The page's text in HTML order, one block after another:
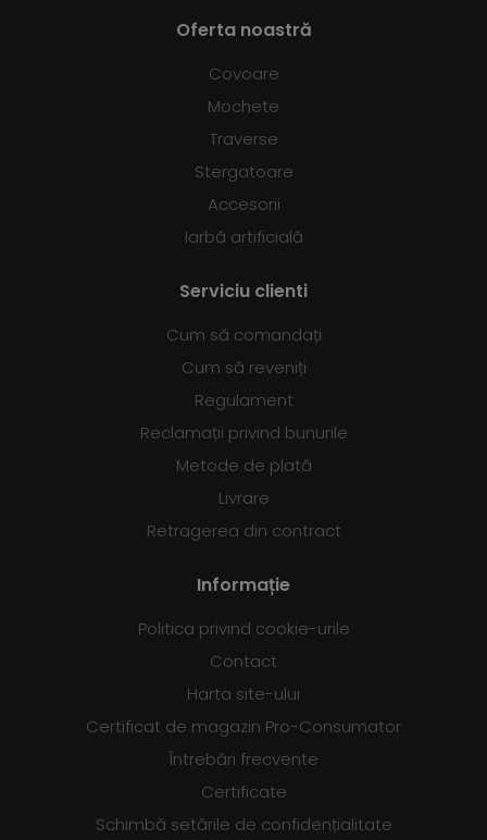
Oferta noastră
Covoare
Mochete
Traverse
Stergatoare
Accesorii
Iarbă artificială
Serviciu clienti
Cum să comandați
Cum să reveniți
Regulament
Reclamații privind bunurile
Metode de plată
Livrare
Retragerea din contract
Informație
Politica privind cookie-urile
Contact
Harta site-ului
Certificat de magazin Pro-Consumator
Întrebări frecvente
Certificate
Schimbă setările de confidențialitate